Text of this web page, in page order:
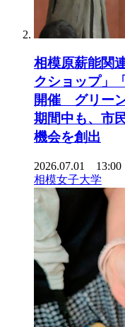
相模原薪能関
クショップ」
開催 グリー
期間中も、市
機会を創出
2026.07.01 13:00
相模女子大学